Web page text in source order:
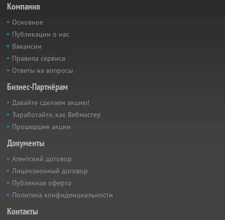
Компания
Основное
Публикации о нас
Вакансии
Правила сервиса
Ответы на вопросы
Бизнес-Партнёрам
Давайте сделаем акцию!
Заработайте, как Вебмастер
Прошедшие акции
Документы
Агентский договор
Лицензионный договор
Публичная оферта
Политика конфиденциальности
Контакты